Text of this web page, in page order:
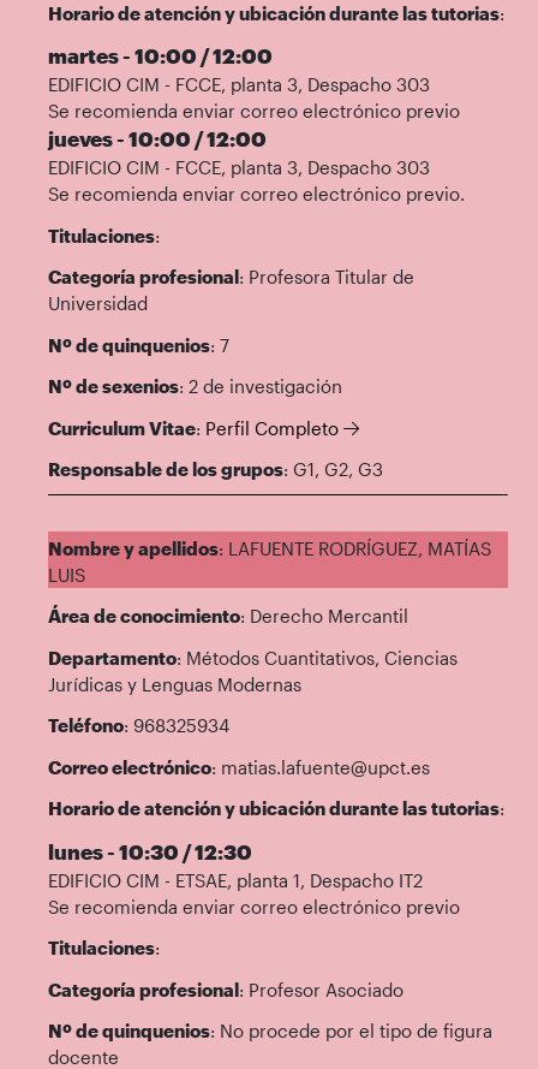
Horario de atención y ubicación durante las tutorias:
martes - 10:00 / 12:00
EDIFICIO CIM - FCCE, planta 3, Despacho 303
Se recomienda enviar correo electrónico previo
jueves - 10:00 / 12:00
EDIFICIO CIM - FCCE, planta 3, Despacho 303
Se recomienda enviar correo electrónico previo.
Titulaciones:
Categoría profesional: Profesora Titular de
Universidad
Nº de quinquenios: 7
Nº de sexenios: 2 de investigación
Curriculum Vitae: Perfil Completo
Responsable de los grupos: G1, G2, G3
Nombre y apellidos: LAFUENTE RODRÍGUEZ, MATÍAS
LUIS
Área de conocimiento: Derecho Mercantil
Departamento: Métodos Cuantitativos, Ciencias
Jurídicas y Lenguas Modernas
Teléfono: 968325934
Correo electrónico: matias.lafuente@upct.es
Horario de atención y ubicación durante las tutorias:
lunes - 10:30 / 12:30
EDIFICIO CIM - ETSAE, planta 1, Despacho IT2
Se recomienda enviar correo electrónico previo
Titulaciones:
Categoría profesional: Profesor Asociado
Nº de quinquenios: No procede por el tipo de figura
docente